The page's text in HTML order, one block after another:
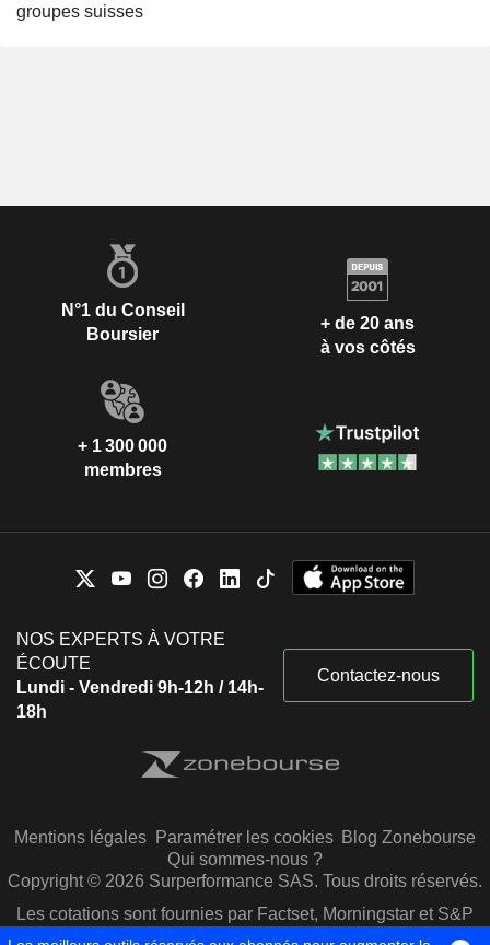
groupes suisses
N°1 du Conseil
Boursier
+ de 20 ans
à vos côtés
+ 1 300 000
membres
NOS EXPERTS À VOTRE
ÉCOUTE
Lundi - Vendredi 9h-12h / 14h-
18h
Contactez-nous
Mentions légales Paramétrer les cookies Blog Zonebourse
Qui sommes-nous ?
Copyright © 2026 Surperformance SAS. Tous droits réservés.
Les cotations sont fournies par Factset, Morningstar et S&P
Capital IQ